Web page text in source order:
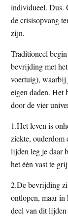
individueel. Dus.
de crisisopvang
zijn.
Traditioneel
bevrijding met
voertuig),
eigen daden. Het
door de vier
1.Het leven is
ziekte, ouderdom
lijden leg je daar
het één vast te
2.De bevrijding
ontlopen, maar in
deel van dit